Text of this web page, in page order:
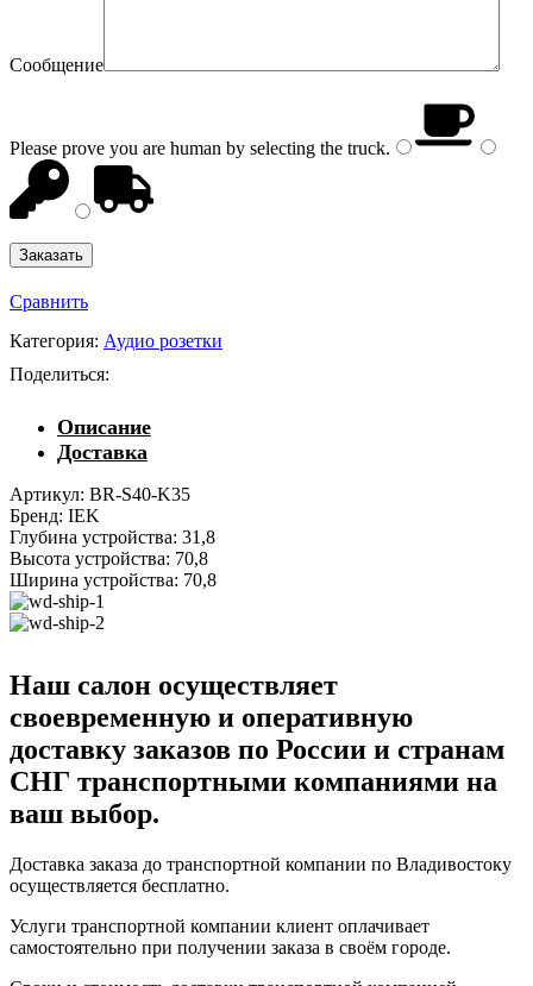
Сообщение
Please prove you are human by selecting the truck.
Сравнить
Категория: Аудио розетки
Поделиться:
Описание
Доставка
Артикул: BR-S40-K35
Бренд: IEK
Глубина устройства: 31,8
Высота устройства: 70,8
Ширина устройства: 70,8
Наш салон осуществляет
своевременную и оперативную
доставку заказов по России и странам
СНГ транспортными компаниями на
ваш выбор.
Доставка заказа до транспортной компании по Владивостоку
осуществляется бесплатно.
Услуги транспортной компании клиент оплачивает
самостоятельно при получении заказа в своём городе.